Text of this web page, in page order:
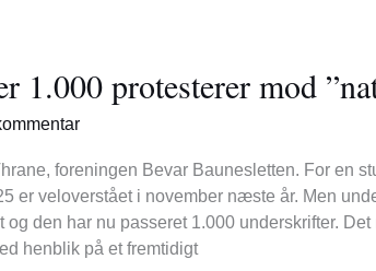
1.000 protesterer mod
foreningen Bevar Baunesletten. For en
er veloverstået i november næste år. Men
og den har nu passeret 1.000 underskrifter.
henblik på et fremtidigt